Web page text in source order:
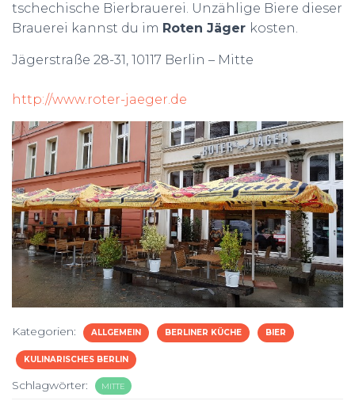
tschechische Bierbrauerei. Unzählige Biere dieser
Brauerei kannst du im Roten Jäger kosten.
Jägerstraße 28-31, 10117 Berlin – Mitte
http://www.roter-jaeger.de
Kategorien: ALLGEMEIN BERLINER KÜCHE BIER
KULINARISCHES BERLIN
Schlagwörter: MITTE